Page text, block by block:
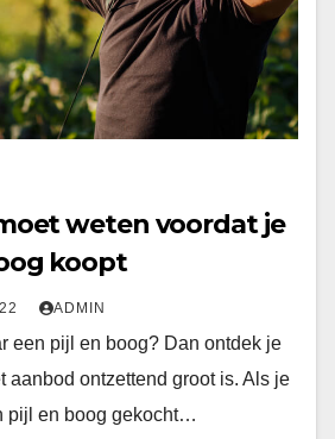
weten voordat je
koopt
ADMIN
een pijl en boog? Dan ontdek je
aanbod ontzettend groot is. Als je
pijl en boog gekocht…